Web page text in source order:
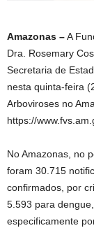
Amazonas –A
Dra. Rosemary
Secretaria de
nesta quinta-feira
Arboviroses no
https://
No Amazonas, no
foram 30.715
confirmados, por
5.593 para
especificamente